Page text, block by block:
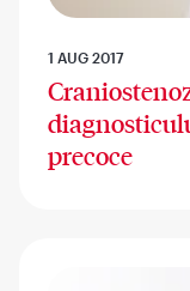
1 AUG 2017
precoce